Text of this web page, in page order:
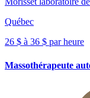
Québec
26 $ à 36 $ par heure
Massothérapeute